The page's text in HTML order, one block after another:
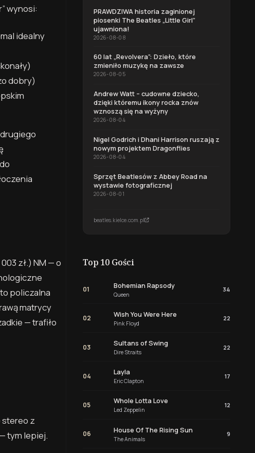
wynosi:
idealny
dobry)
003 zł.) NM — o
policzalna
matrycy
— trafiło
stereo z
tym lepiej.
PRAWDZIWA historia zaginionej
piosenki The Beatles „Little Girl”
ujawniona!
2026-08-08
60 lat „Revolvera”: Dzieło, które
zmieniło muzykę na zawsze
2026-08-05
Andrew Watt – cudowne dziecko,
dzięki któremu ikony rocka znów
wznoszą się na wyżyny
2026-08-04
Nigel Godrich i Dhani Harrison ruszają z
nowym projektem Dragonflies
2026-08-04
Sprzęt Beatlesów z Abbey Road na
wystawie fotograficznej
2026-08-01
beatles.kielce.com.pl
Top 10 Gości
01 Bohemian Rapsody
Queen
34
02 Wish You Were Here
Pink Floyd
22
03 Sultans of Swing
Dire Straits
22
04 Layla
Eric Clapton
17
05 Whole Lotta Love
Led Zeppelin
12
06 House Of The Rising Sun
The Animals
9